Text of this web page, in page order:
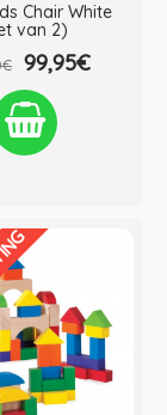
Chair White
van 2)
99,95€